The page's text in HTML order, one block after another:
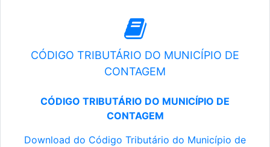
CÓDIGO TRIBUTÁRIO DO MUNICÍPIO DE
CONTAGEM
CÓDIGO TRIBUTÁRIO DO MUNICÍPIO DE
CONTAGEM
Download do Código Tributário do Município de